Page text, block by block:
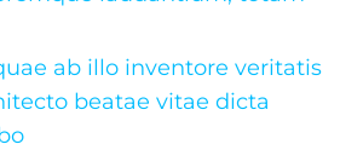
ab illo inventore veritatis
beatae vitae dicta